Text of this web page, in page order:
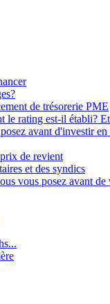
de trésorerie PME
le rating est-il établi?
avant d'investir
de revient
et des syndics
vous posez avant